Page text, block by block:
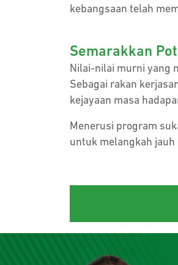
kebangsaan telah
Semarakkan
Nilai-nilai murni yang
Sebagai rakan
kejayaan masa
Menerusi program
untuk melangkah jauh